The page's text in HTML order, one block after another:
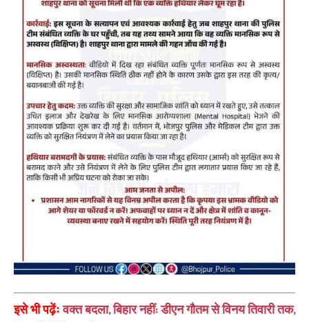
इसे भी पढ़ेंःवक्त बदला, बिहार नहीं: डीएन गौतम से विनय तिवारी तक,